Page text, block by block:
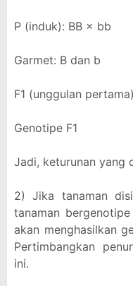
P (induk): BB × bb
Garmet: B dan b
F1 (unggulan pertama)
Genotipe F1 :
Jadi, keturunan yang
2) Jika tanaman
tanaman
akan menghasilkan
Pertimbangkan
ini.